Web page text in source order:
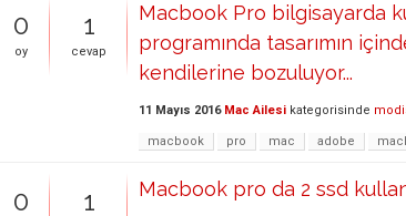
0
oy
1
cevap
Macbook Pro bilgisayarda
programında tasarımın
kendilerine bozuluyor...
11 Mayıs 2016 Mac Ailesi kategorisinde
macbook pro mac adobe
0 1 Macbook pro da 2 ssd